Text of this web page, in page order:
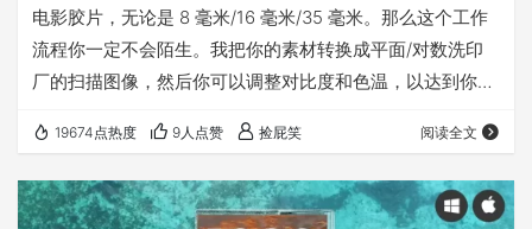
电影胶片，无论是 8 毫米/16 毫米/35 毫米。那么这个工作
流程你一定不会陌生。我把你的素材转换成平面/对数洗印
厂的扫描图像，然后你可以调整对比度和色温，以达到你想
下、Blackmagic、RED、徕卡、GoPro、大疆无人机 首选颜
色配置文件*：佳能、索尼、富士、徕卡、Rec 709、C
Log、S Log、D Log、Z Log、F Log、Arri Log、V Log
19674点热度 9人点赞 捡屁笑 阅读全文